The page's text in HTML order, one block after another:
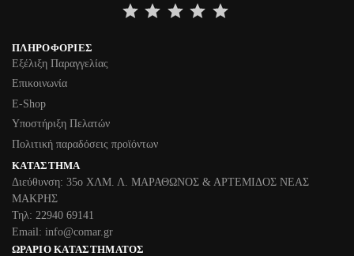
ΠΛΗΡΟΦΟΡΊΕΣ
Εξέλιξη Παραγγελίας
Επικοινωνία
Ε-Shop
Υποστήριξη Πελατών
Πολιτική παραδόσεις προϊόντων
ΚΑΤΆΣΤΗΜΑ
Διεύθυνση: 35ο ΧΛΜ. Λ. ΜΑΡΑΘΩΝΟΣ & ΑΡΤΕΜΙΔΟΣ ΝΕΑΣ
ΜΑΚΡΗΣ
Τηλ: 22940 69141
Email: info@comar.gr
ΩΡΆΡΙΟ ΚΑΤΑΣΤΉΜΑΤΟΣ